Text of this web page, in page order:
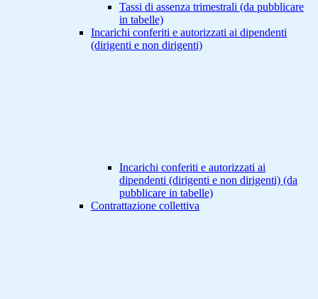
Tassi di assenza trimestrali (da pubblicare
in tabelle)
Incarichi conferiti e autorizzati ai dipendenti
(dirigenti e non dirigenti)
Incarichi conferiti e autorizzati ai
dipendenti (dirigenti e non dirigenti) (da
pubblicare in tabelle)
Contrattazione collettiva